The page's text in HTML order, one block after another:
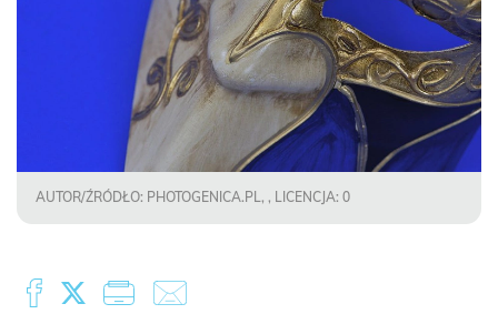
AUTOR/ŹRÓDŁO: PHOTOGENICA.PL, , LICENCJA: 0